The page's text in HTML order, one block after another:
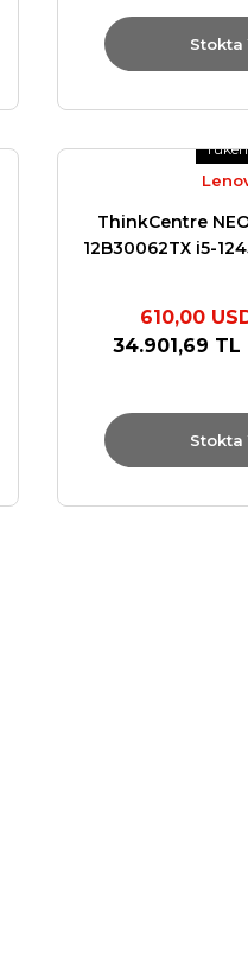
Stokta
ThinkCentre
12B30062TX i5-
610,00
34.901,69 TL
Stokta